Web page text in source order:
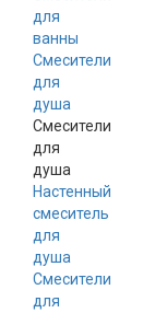
для
ванны
Смесители
для
душа
Смесители
для
душа
Настенный
смеситель
для
душа
Смесители
для